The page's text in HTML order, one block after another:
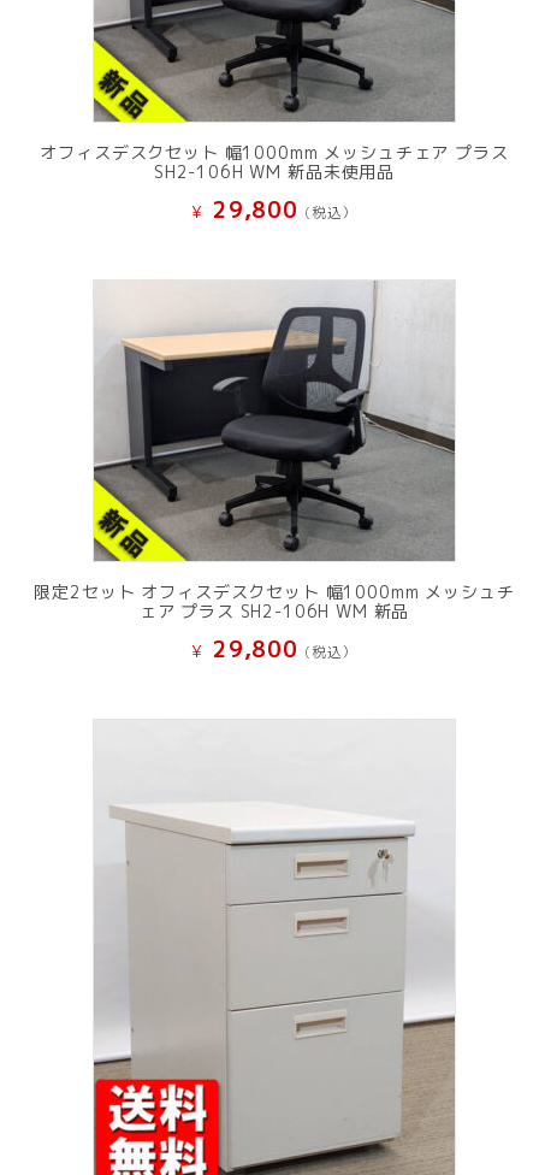
オフィスデスクセット 幅1000mm メッシュチェア プラス
SH2-106H WM 新品未使用品
¥ 29,800 (税込）
限定2セット オフィスデスクセット 幅1000mm メッシュチ
ェア プラス SH2-106H WM 新品
¥ 29,800 (税込）